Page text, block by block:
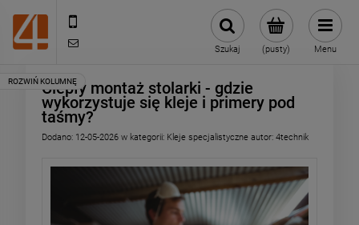
(pusty)
Szukaj Menu
Ciepły montaż stolarki - gdzie
wykorzystuje się kleje i primery pod
taśmy?
Dodano: 12-05-2026 w kategorii: Kleje specjalistyczne autor: 4technik